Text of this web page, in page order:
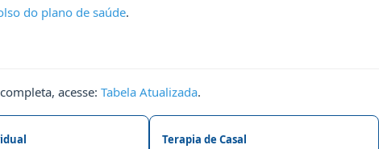
do plano de saúde.
acesse: Tabela Atualizada.
Terapia de Casal